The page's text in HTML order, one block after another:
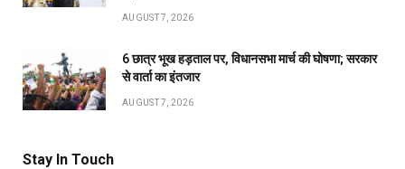
AUGUST 7, 2026
6 छात्र भूख हड़ताल पर, विधानसभा मार्च की घोषणा; सरकार
से वार्ता का इंतजार
AUGUST 7, 2026
Stay In Touch